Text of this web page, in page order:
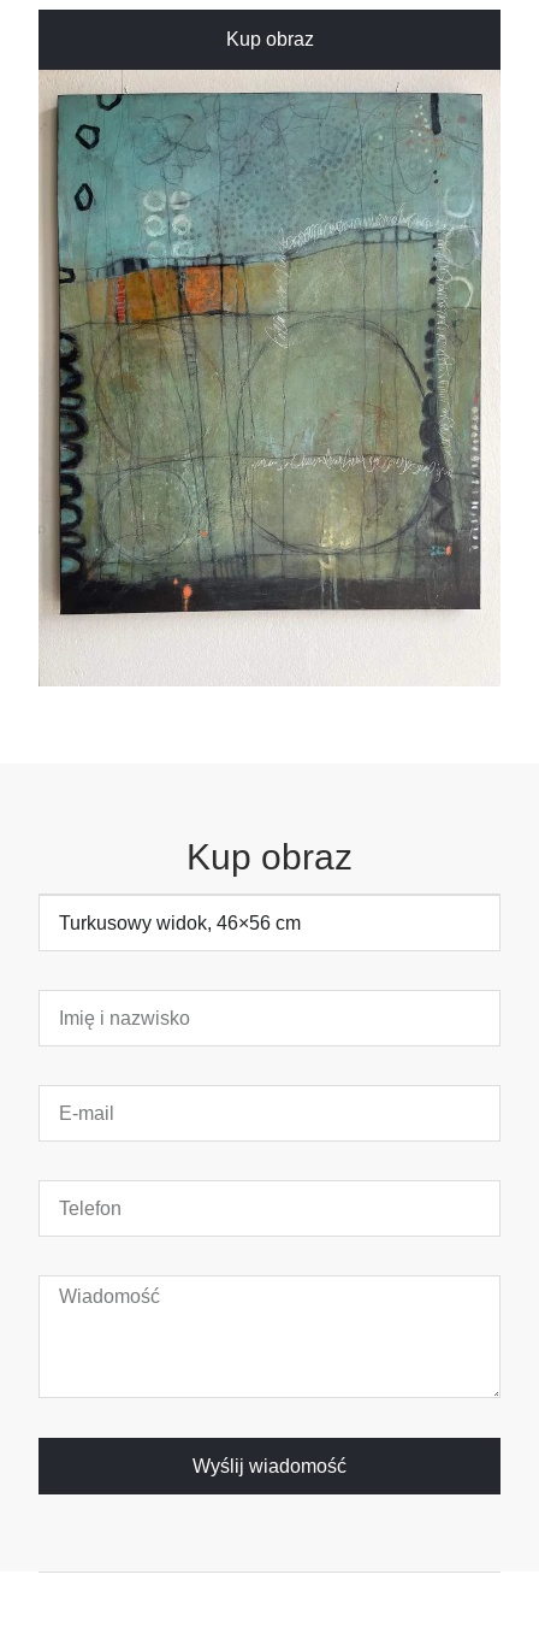
Kup obraz
Kup obraz
Wyślij wiadomość